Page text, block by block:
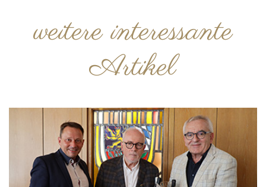
weitere interessante
Artikel